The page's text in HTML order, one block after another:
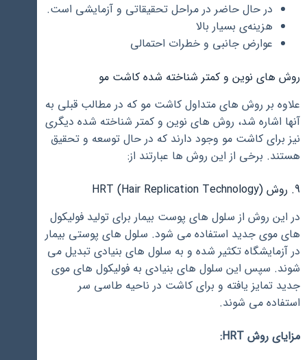
در حال حاضر در مراحل تحقیقاتی و آزمایشی است.
هزینه‌ی بسیار بالا
عوارض جانبی و خطرات احتمالی
روش های نوین و کمتر شناخته شده کاشت مو
علاوه بر روش های متداول کاشت مو که در مطالب قبلی به
آنها اشاره شد، روش های نوین و کمتر شناخته شده دیگری
نیز برای کاشت مو وجود دارند که در حال توسعه و تحقیق
هستند. برخی از این روش ها عبارتند از:
9. روش HRT (Hair Replication Technology)
در این روش از سلول های پوست بیمار برای تولید فولیکول
های موی جدید استفاده می شود. سلول های پوستی بیمار
در آزمایشگاه تکثیر شده و به سلول های بنیادی تبدیل می
شوند. سپس این سلول های بنیادی به فولیکول های موی
جدید تمایز یافته و برای کاشت در ناحیه طاسی سر
استفاده می شوند.
مزایای روش HRT: